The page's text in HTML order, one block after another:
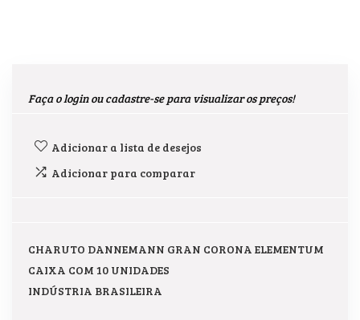
Faça o login ou cadastre-se para visualizar os preços!
Adicionar a lista de desejos
Adicionar para comparar
CHARUTO DANNEMANN GRAN CORONA ELEMENTUM
CAIXA COM 10 UNIDADES
INDÚSTRIA BRASILEIRA